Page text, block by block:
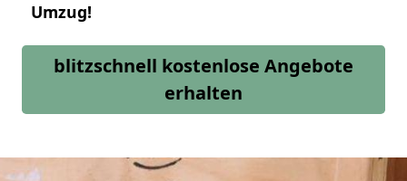
Umzug!
blitzschnell kostenlose Angebote
erhalten